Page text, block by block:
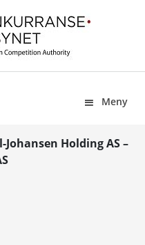
Meny
Johansen Holding AS –